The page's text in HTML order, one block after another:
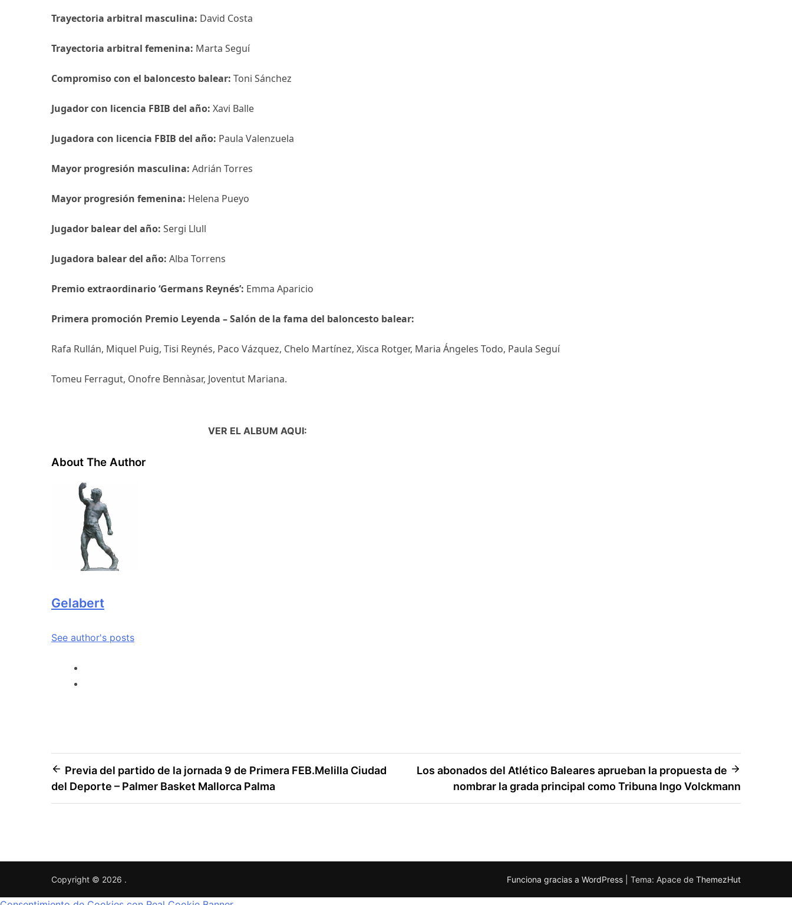
Trayectoria arbitral masculina: David Costa
Trayectoria arbitral femenina: Marta Seguí
Compromiso con el baloncesto balear: Toni Sánchez
Jugador con licencia FBIB del año: Xavi Balle
Jugadora con licencia FBIB del año: Paula Valenzuela
Mayor progresión masculina: Adrián Torres
Mayor progresión femenina: Helena Pueyo
Jugador balear del año: Sergi Llull
Jugadora balear del año: Alba Torrens
Premio extraordinario ‘Germans Reynés’: Emma Aparicio
Primera promoción Premio Leyenda – Salón de la fama del baloncesto balear:
Rafa Rullán, Miquel Puig, Tisi Reynés, Paco Vázquez, Chelo Martínez, Xisca Rotger, Maria Ángeles Todo, Paula Seguí
Tomeu Ferragut, Onofre Bennàsar, Joventut Mariana.
VER EL ALBUM AQUI:
About The Author
Gelabert
See author's posts
Previa del partido de la jornada 9 de Primera FEB.Melilla Ciudad
del Deporte – Palmer Basket Mallorca Palma
Los abonados del Atlético Baleares aprueban la propuesta de
nombrar la grada principal como Tribuna Ingo Volckmann
Copyright © 2026 . Funciona gracias a WordPress Tema: Apace de ThemezHut